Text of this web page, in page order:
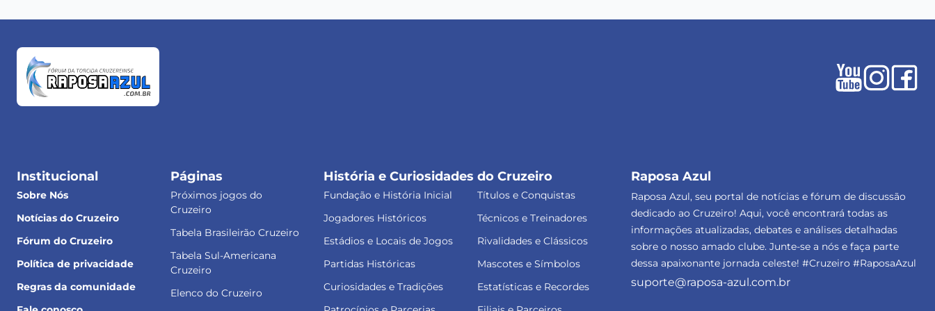
Institucional
Sobre Nós
Notícias do Cruzeiro
Fórum do Cruzeiro
Política de privacidade
Regras da comunidade
Páginas
Próximos jogos do
Cruzeiro
Tabela Brasileirão Cruzeiro
Tabela Sul-Americana
Cruzeiro
Elenco do Cruzeiro
História e Curiosidades do Cruzeiro
Fundação e História Inicial
Títulos e Conquistas
Jogadores Históricos
Técnicos e Treinadores
Estádios e Locais de Jogos
Rivalidades e Clássicos
Partidas Históricas
Mascotes e Símbolos
Curiosidades e Tradições
Estatísticas e Recordes
Raposa Azul
Raposa Azul, seu portal de notícias e fórum de discussão
dedicado ao Cruzeiro! Aqui, você encontrará todas as
informações atualizadas, debates e análises detalhadas
sobre o nosso amado clube. Junte-se a nós e faça parte
dessa apaixonante jornada celeste! #Cruzeiro #RaposaAzul
suporte@raposa-azul.com.br